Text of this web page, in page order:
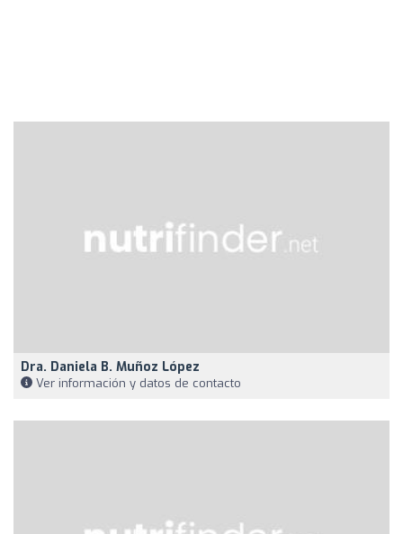
Dra. Daniela B. Muñoz López
Ver información y datos de contacto